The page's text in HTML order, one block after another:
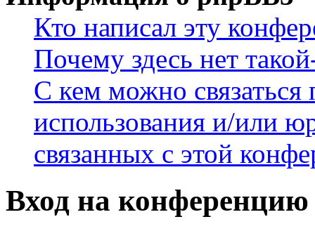
Кто написал эту
Почему здесь нет
С кем можно связаться
использования и/или
связанных с этой
Вход на конференцию